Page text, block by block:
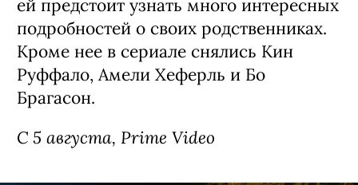
ей предстоит узнать много интересных
подробностей о своих родственниках.
Кроме нее в сериале снялись Кин
Руффало, Амели Хеферль и Бо
Брагасон.
С 5 августа, Prime Video